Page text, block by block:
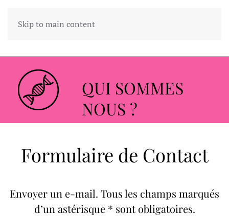
Skip to main content
QUI SOMMES
NOUS ?
Formulaire de Contact
Envoyer un e-mail. Tous les champs marqués
d’un astérisque * sont obligatoires.